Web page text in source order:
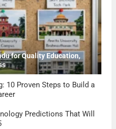
for Quality Education,
10 Proven Steps to Build a
Predictions That Will